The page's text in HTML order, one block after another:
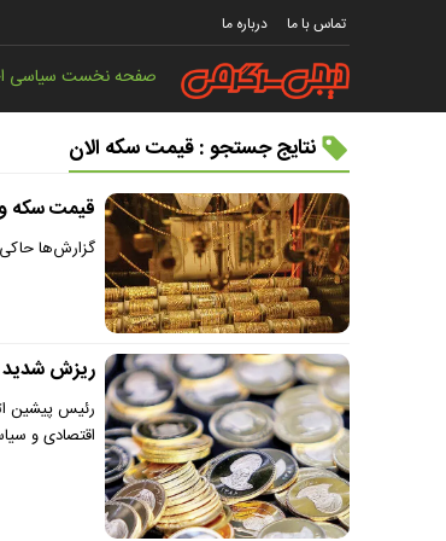
تماس با ما درباره ما
صفحه نخستسیاسی
نتایج جستجو : قیمت سکه الان
قیمت سکه و طلا امروز
گزارش‌ها حاکی از آن است
ریزش شدید
رئیس پیشین
اقتصادی و